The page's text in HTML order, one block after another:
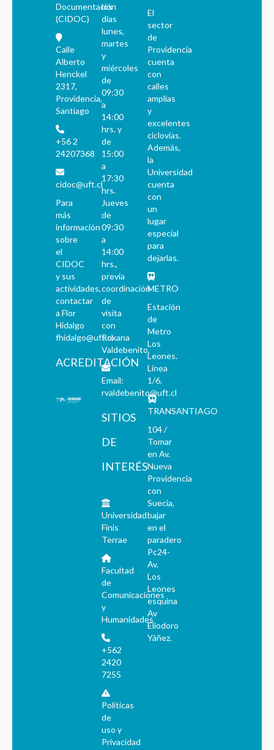
Documentación
(CIDOC)
Calle
Alberto
Henckel
2317,
Providencia,
Santiago
+56 2
24207368
cidoc@uft.cl
Para
más
información
sobre
el
CIDOC
y sus
actividades,
contactar
a Flor
Hidalgo
fhidalgo@uft.cl
ACREDITACIÓN
los
días
lunes,
martes
y
miércoles
de
09:30
a
14:00
hrs. y
de
15:00
a
17:30
hrs.
Jueves
de
09:30
a
14:00
hrs.,
previa
coordinación
de
visita
con
Roxana
Valdebenito.
Email:
rvaldebenito@uft.cl
SITIOS
DE
INTERÉS
Universidad
Finis
Terrae
Facultad
de
Comunicaciones
y
Humanidades
+562
2420
7255
Políticas
de
uso y
Privacidad
El
sector
de
Providencia
cuenta
con
calles
amplias
y
excelentes
ciclovías.
Además,
la
Universidad
cuenta
con
un
lugar
especial
para
dejarlas.
METRO
Estación
de
Metro
Los
Leones.
Línea
1/6.
TRANSANTIAGO
104 /
Tomar
en Av.
Nueva
Providencia
con
Suecia,
bajar
en el
paradero
Pc24-
Av.
Los
Leones
esquina
Av
Eliodoro
Yáñez.